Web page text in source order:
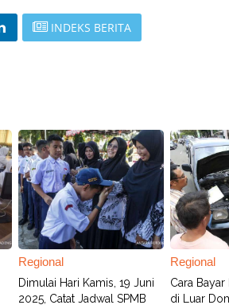
INDEKS BERITA
Regional
Dimulai Hari Kamis, 19 Juni
2025, Catat Jadwal SPMB
Regional
Cara Bayar
di Luar